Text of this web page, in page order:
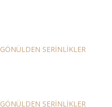
GÖNÜLDEN SERİNLİKLER
GÖNÜLDEN SERİNLİKLER